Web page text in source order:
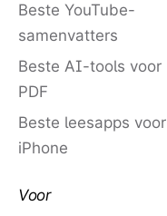
Beste YouTube-
samenvatters
Beste AI-tools voor
PDF
Beste leesapps voor
iPhone
Voor